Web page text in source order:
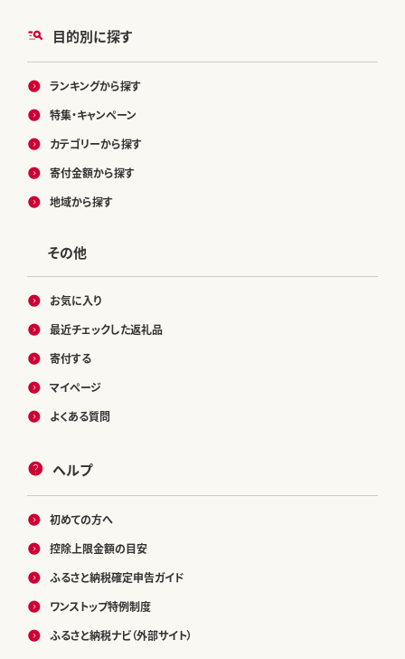
目的別に探す
ランキングから探す
特集・キャンペーン
カテゴリーから探す
寄付金額から探す
地域から探す
その他
お気に入り
最近チェックした返礼品
寄付する
マイページ
よくある質問
ヘルプ
初めての方へ
控除上限金額の目安
ふるさと納税確定申告ガイド
ワンストップ特例制度
ふるさと納税ナビ（外部サイト）